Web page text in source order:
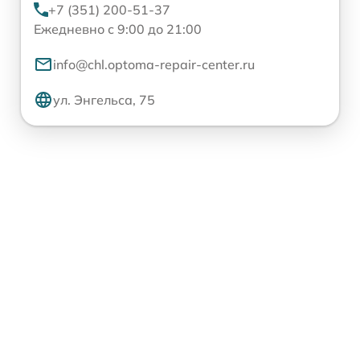
+7 (351) 200-51-37
Ежедневно с 9:00 до 21:00
info@chl.optoma-repair-center.ru
ул. Энгельса, 75